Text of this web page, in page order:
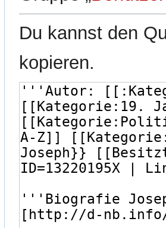
Du kannst den
kopieren.